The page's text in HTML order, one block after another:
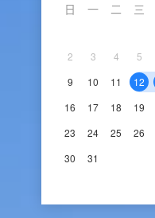
日 一 二 三
2
3 4 5
9
10 11 12
16
17 18 19
23
24 25 26
30
31